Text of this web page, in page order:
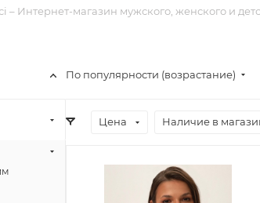
– Интернет-магазин мужского, женского и
По популярности (возрастание)
Цена Наличие в